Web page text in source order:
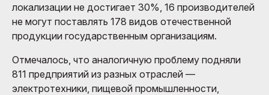
локализации не достигает 30%, 16 производителей
не могут поставлять 178 видов отечественной
продукции государственным организациям.
Отмечалось, что аналогичную проблему подняли
811 предприятий из разных отраслей —
электротехники, пищевой промышленности,